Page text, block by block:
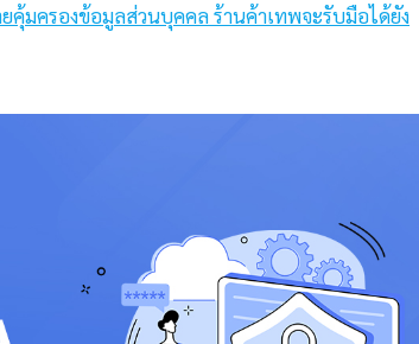
คุ้มครองข้อมูลส่วนบุคคล ร้านค้าเทพจะรับมือได้ยัง